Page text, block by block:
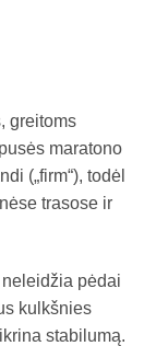
greitoms
maratono
(„firm“), todėl
trasose ir
neleidžia pėdai
kulkšnies
stabilumą.